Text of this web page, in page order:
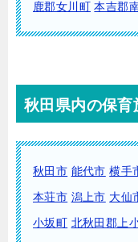
鹿郡女川町 本吉郡
秋田県内の保育
秋田市 能代市 横手
本荘市 潟上市 大仙
小坂町 北秋田郡上